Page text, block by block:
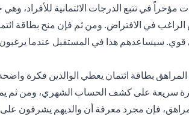
مؤخراً في تتبع الدرجات الائتمانية
في الافتراض. ومن ثم فإن منح بطاقة
قوي. سيساعدهم هذا في المستقبل عندما
بطاقة ائتمان يعطي الوالدين فكرة
سريعة على كشف الحساب الشهري، ومن ثم
فإن مجرد معرفة أن والديهم يشرفون على